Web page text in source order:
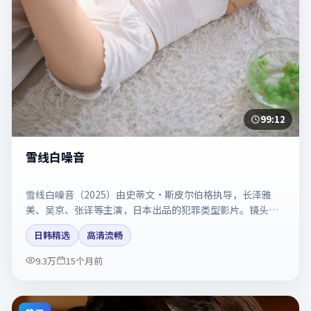
99:12
雪线白噪音
雪线白噪音（2025）由史蒂文·斯皮尔伯格执导，长泽雅
美、吴京、张译等主演，日本出品的犯罪类型影片。镜头克
制却充满张力，人物弧光完整。剧情简介与主创信息可供检
索参考，上映日期以片方资料为准。
日韩精选
高清流畅
9.3万
15个月前